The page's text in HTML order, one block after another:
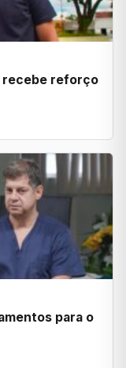
recebe reforço
para o